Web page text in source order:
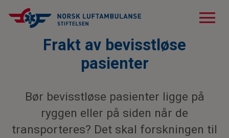
menu
Frakt av bevisstløse
pasienter
Bør bevisstløse pasienter ligge på
ryggen eller på siden når de
transporteres? Det skal forskningen til